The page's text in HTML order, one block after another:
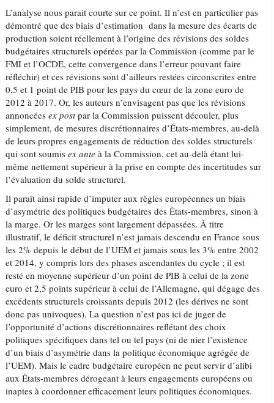
L’analyse nous parait courte sur ce point. Il n’est en particulier pas
démontré que des biais d’estimation dans la mesure des écarts de
production soient réellement à l’origine des révisions des soldes
budgétaires structurels opérées par la Commission (comme par le
FMI et l’OCDE, cette convergence dans l’erreur pouvant faire
réfléchir) et ces révisions sont d’ailleurs restées circonscrites entre
0,5 et 1 point de PIB pour les pays du cœur de la zone euro de
2012 à 2017. Or, les auteurs n’envisagent pas que les révisions
annoncéesex postpar la Commission puissent découler, plus
simplement, de mesures discrétionnaires d’États-membres, au-delà
de leurs propres engagements de réduction des soldes structurels
qui sont soumisex ante à la Commission, cet au-delà étant lui-
même nettement supérieur à la prise en compte des incertitudes sur
l’évaluation du solde structurel.
Il paraît ainsi rapide d’imputer aux règles européennes un biais
d’asymétrie des politiques budgétaires des États-membres, sinon à
la marge. Or les marges sont largement dépassées. À titre
illustratif, le déficit structurel n’est jamais descendu en France sous
les 2% depuis le début de l’UEM et jamais sous les 3% entre 2002
et 2014, y compris lors des phases ascendantes du cycle ; il est
resté en moyenne supérieur d’un point de PIB à celui de la zone
euro et 2,5 points supérieur à celui de l’Allemagne, qui dégage des
excédents structurels croissants depuis 2012 (les dérives ne sont
donc pas univoques). La question n’est pas ici de juger de
l’opportunité d’actions discrétionnaires reflétant des choix
politiques spécifiques dans tel ou tel pays (ni de nier l’existence
d’un biais d’asymétrie dans la politique économique agrégée de
l’UEM). Mais le cadre budgétaire européen ne peut servir d’alibi
aux États-membres dérogeant à leurs engagements européens ou
inaptes à coordonner efficacement leurs politiques économiques.